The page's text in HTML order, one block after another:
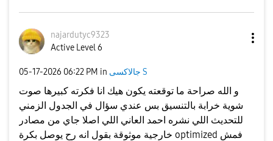
najardutyc9323
Active Level 6
‎05-17-2026 06:22 PM in جالاكسى S
و الله صراحة ما توقعته يكون هيك انا فكرته كبيرها صوت
شوية خرابة بالتنسيق بس عندي سؤال في الجدول الزمني
للتحديث اللي نشره احمد العاني اللي اصلا جاي من مصادر
خارجية موثوقة بقول انه رح يوصل بكرة optimized فمش